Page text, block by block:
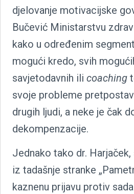
djelovanje motivacijske
Bučević Ministarstvu
kako u određenim
mogući kredo, svih
savjetodavnih ilicoaching
svoje probleme
drugih ljudi, a neke je čak
dekompenzacije.
Jednako tako dr.
iz tadašnje stranke
kaznenu prijavu protiv